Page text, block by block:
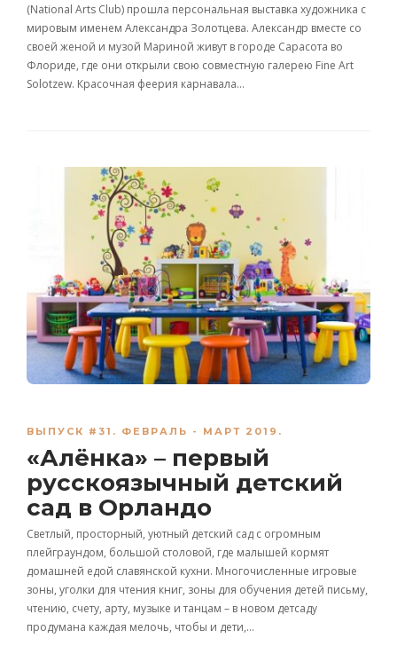
(National Arts Club) прошла персональная выставка художника с
мировым именем Александра Золотцева. Александр вместе со
своей женой и музой Мариной живут в городе Сарасота во
Флориде, где они открыли свою совместную галерею Fine Art
Solotzew. Красочная феерия карнавала…
ВЫПУСК #31. ФЕВРАЛЬ - МАРТ 2019.
«Алёнка» – первый
русскоязычный детский
сад в Орландо
Светлый, просторный, уютный детский сад с огромным
плейграундом, большой столовой, где малышей кормят
домашней едой славянской кухни. Многочисленные игровые
зоны, уголки для чтения книг, зоны для обучения детей письму,
чтению, счету, арту, музыке и танцам – в новом детсаду
продумана каждая мелочь, чтобы и дети,…